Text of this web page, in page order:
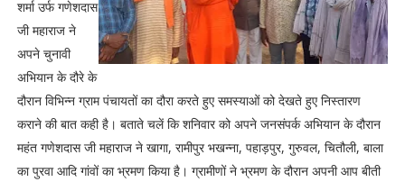
शर्मा उर्फ गणेशदास
जी महाराज ने
अपने चुनावी
अभियान के दौरे के
दौरान विभिन्न ग्राम पंचायतों का दौरा करते हुए समस्याओं को देखते हुए निस्तारण
कराने की बात कही है। बताते चलें कि शनिवार को अपने जनसंपर्क अभियान के दौरान
महंत गणेशदास जी महाराज ने खागा, रामीपुर भखन्ना, पहाड़पुर, गुरुवल, चितौली, बाला
का पुरवा आदि गांवों का भ्रमण किया है। ग्रामीणों ने भ्रमण के दौरान अपनी आप बीती